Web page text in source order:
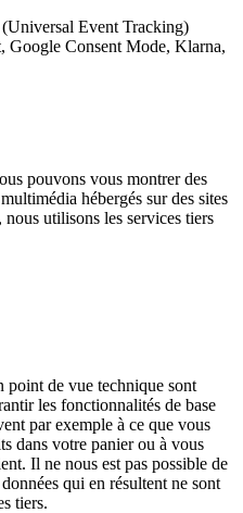
Event Tracking)
Google Consent Mode, Klarna,
pouvons vous montrer des
hébergés sur des sites
utilisons les services tiers
point de vue technique sont
les fonctionnalités de base
par exemple à ce que vous
dans votre panier ou à vous
Il ne nous est pas possible de
qui en résultent ne sont
tiers.